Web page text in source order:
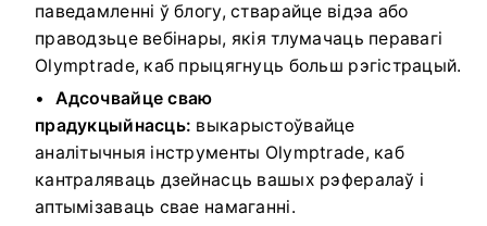
паведамленні ў блогу, стварайце відэа або
праводзьце вебінары, якія тлумачаць перавагі
Olymptrade, каб прыцягнуць больш рэгістрацый.
Адсочвайце сваю
прадукцыйнасць: выкарыстоўвайце
аналітычныя інструменты Olymptrade, каб
кантраляваць дзейнасць вашых рэфералаў і
аптымізаваць свае намаганні.